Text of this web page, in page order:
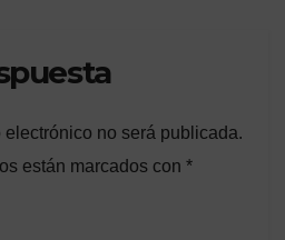
no será publicada.
están marcados con *